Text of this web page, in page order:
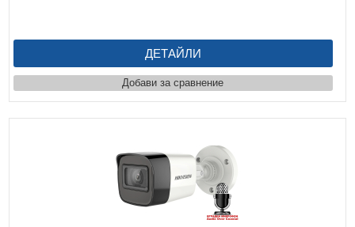
ДЕТАЙЛИ
Добави за сравнение